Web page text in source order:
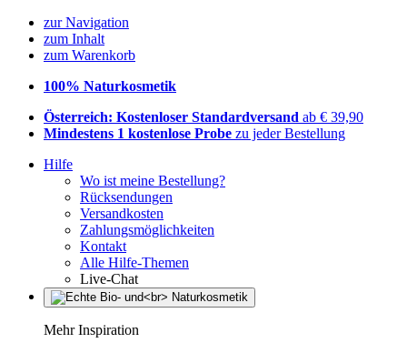
zur Navigation
zum Inhalt
zum Warenkorb
100% Naturkosmetik
Österreich: Kostenloser Standardversand ab € 39,90
Mindestens 1 kostenlose Probe zu jeder Bestellung
Hilfe
Wo ist meine Bestellung?
Rücksendungen
Versandkosten
Zahlungsmöglichkeiten
Kontakt
Alle Hilfe-Themen
Live-Chat
Mehr Inspiration